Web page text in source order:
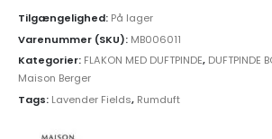
Tilgængelighed: På lager
Varenummer (SKU): MB006011
Kategorier: FLAKON MED DUFTPINDE, DUFTPINDE
Maison Berger
Tags: Lavender Fields, Rumduft